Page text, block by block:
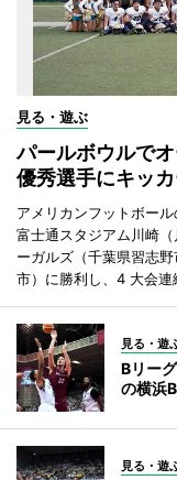
見る・遊ぶ
パールボウルで
優秀選手にキッ
アメリカンフットボー
富士通スタジアム川崎
ーガルズ（千葉県習志
市）に勝利し、4 大会連
見る・遊
Bリー
の横浜
見る・遊